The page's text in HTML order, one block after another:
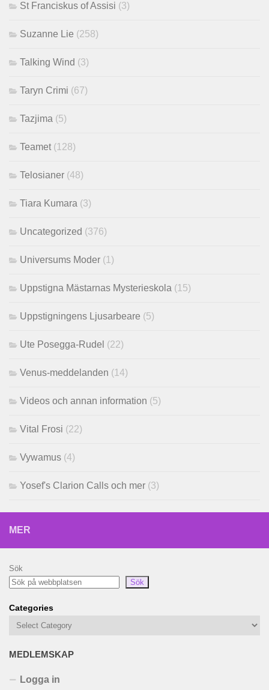
St Franciskus of Assisi (3)
Suzanne Lie (258)
Talking Wind (3)
Taryn Crimi (67)
Tazjima (5)
Teamet (128)
Telosianer (48)
Tiara Kumara (3)
Uncategorized (376)
Universums Moder (1)
Uppstigna Mästarnas Mysterieskola (15)
Uppstigningens Ljusarbeare (5)
Ute Posegga-Rudel (22)
Venus-meddelanden (14)
Videos och annan information (5)
Vital Frosi (22)
Vywamus (4)
Yosef's Clarion Calls och mer (3)
MER
Sök
Sök
Categories
MEDLEMSKAP
Logga in